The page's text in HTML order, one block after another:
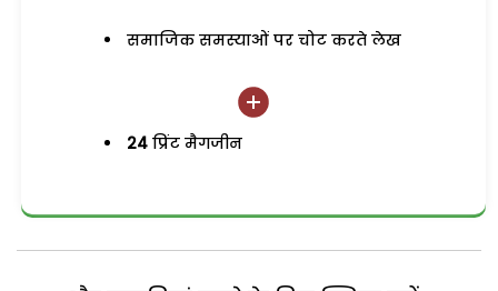
समाजिक समस्याओं पर चोट करते लेख
24 प्रिंट मैगजीन